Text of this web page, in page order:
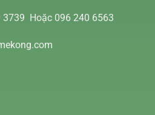
3739 Hoặc 096 240 6563